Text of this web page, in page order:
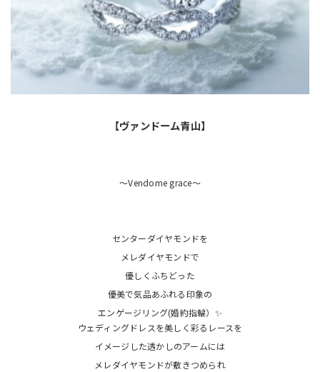
【ヴァンドーム青山】
～Vendome grace～
センターダイヤモンドを
メレダイヤモンドで
優しくふちどった
優美で気品あふれる印象の
エンゲージリング(婚約指輪）✨
ウェディングドレスを美しく彩るレースを
イメージした透かしのアームには
メレダイヤモンドが敷きつめられ